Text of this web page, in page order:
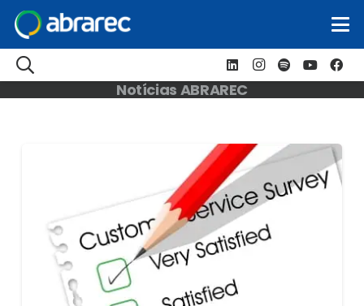
Notícias ABRAREC